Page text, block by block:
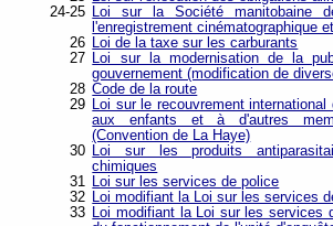
24-25
Loi sur la Société manitobaine
l'enregistrement cinématographique
26
Loi de la taxe sur les carburants
27
Loi sur la modernisation de la
gouvernement (modification de
28 Code de la route
29
Loi sur le recouvrement
aux enfants et à d'autres
(Convention de La Haye)
30
Loi sur les produits
chimiques
31
Loi sur les services de police
32
Loi modifiant la Loi sur les services
33
Loi modifiant la Loi sur les services